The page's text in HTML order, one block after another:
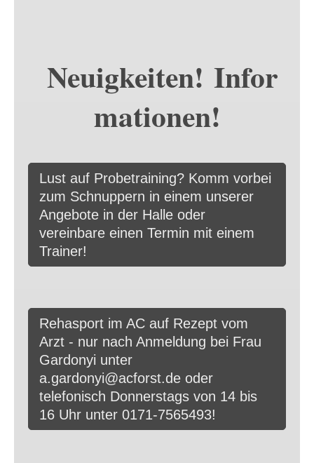
Neuigkeiten! Infor
mationen!
Lust auf Probetraining? Komm vorbei
zum Schnuppern in einem unserer
Angebote in der Halle oder
vereinbare einen Termin mit einem
Trainer!
Rehasport im AC auf Rezept vom
Arzt - nur nach Anmeldung bei Frau
Gardonyi unter
a.gardonyi@acforst.de oder
telefonisch Donnerstags von 14 bis
16 Uhr unter 0171-7565493!